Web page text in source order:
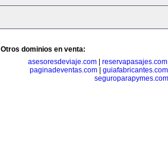
Otros dominios en venta:
asesoresdeviaje.com
reservapasajes.com
paginadeventas.com
guiafabricantes.com
seguroparapymes.com